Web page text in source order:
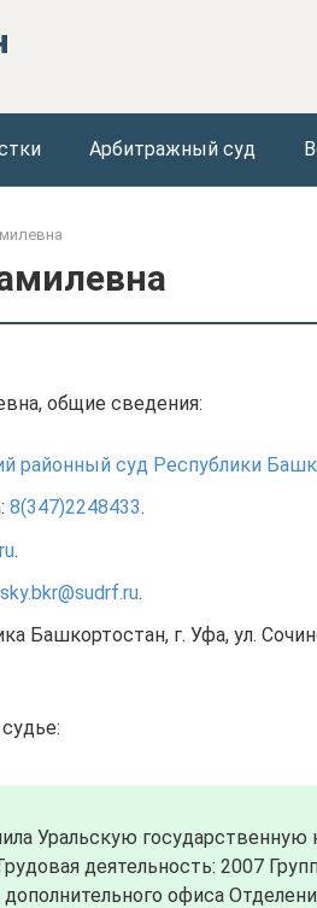
Арбитражный суд
общие сведения:
районный суд Республики
8(347)2248433.
.
.
Башкортостан, г. Уфа, ул.
Уральскую
деятельность: 2007
офиса